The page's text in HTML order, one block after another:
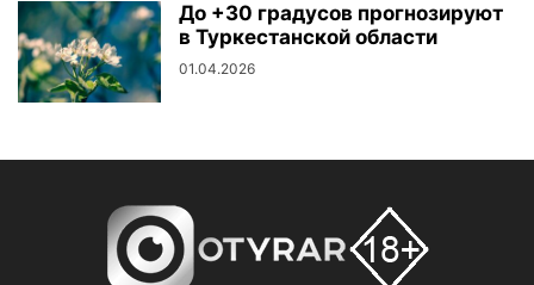
До +30 градусов прогнозируют
в Туркестанской области
01.04.2026